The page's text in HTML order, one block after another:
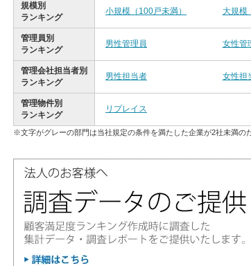
規模別
ランキング
小規模（100戸未満） 大規模
管理員別
ランキング
男性管理員 女性管
管理会社担当者別
ランキング
男性担当者 女性担
管理物件別
ランキング
リプレイス
※文字がグレーの部門は当社規定の条件を満たした企業が2社未満の